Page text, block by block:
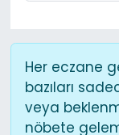
Her eczane
bazıları
veya
nöbete